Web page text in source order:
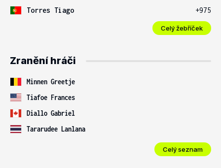
Torres Tiago
+975
Celý žebříček
Zranění hráči
Minnen Greetje
Tiafoe Frances
Diallo Gabriel
Tararudee Lanlana
Celý seznam